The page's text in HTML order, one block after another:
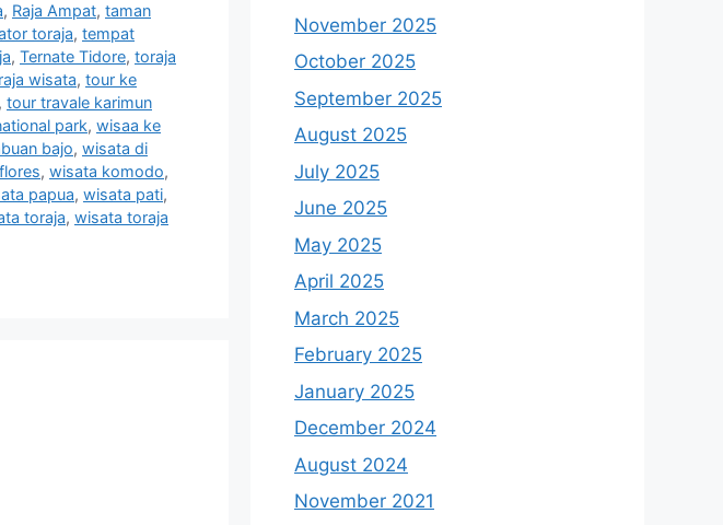
, Raja Ampat, taman
toraja, tempat
, Ternate Tidore, toraja
wisata, tour ke
, tour travale karimun
park, wisaa ke
bajo, wisata di
, wisata komodo,
papua, wisata pati,
toraja, wisata toraja
November 2025
October 2025
September 2025
August 2025
July 2025
June 2025
May 2025
April 2025
March 2025
February 2025
January 2025
December 2024
August 2024
November 2021